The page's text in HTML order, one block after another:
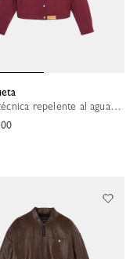
repelente al agua - Burdeos